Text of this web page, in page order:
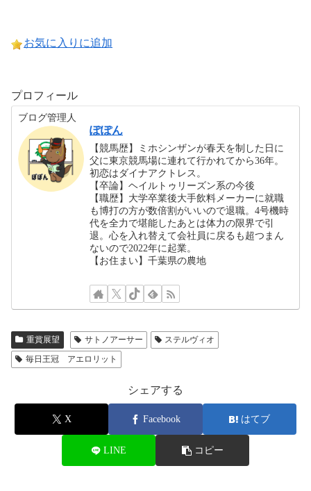
お気に入りに追加
プロフィール
ブログ管理人
ぽぽん
【競馬歴】ミホシンザンが春天を制した日に
父に東京競馬場に連れて行かれてから36年。
初恋はダイナアクトレス。
【卒論】ヘイルトゥリーズン系の今後
【職歴】大学卒業後大手飲料メーカーに就職
も博打の方が数倍割がいいので退職。4号機時
代を全力で堪能したあとは体力の限界で引
退。心を入れ替えて会社員に戻るも超つまん
ないので2022年に起業。
【お住まい】千葉県の農地
重賞展望 サトノアーサー
ステルヴィオ
毎日王冠 アエロリット
シェアする
X Facebook はてブ
LINE コピー